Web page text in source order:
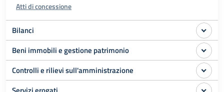
Atti di concessione
Bilanci
Beni immobili e gestione patrimonio
Controlli e rilievi sull'amministrazione